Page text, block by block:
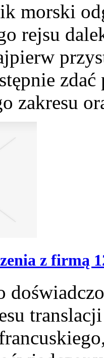
morski
rejsu
zakresu
z firmą